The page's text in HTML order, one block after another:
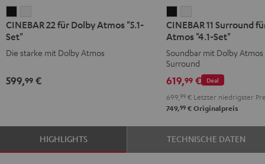
22
für
Dolby
"5.1-
22
Dolby
"5.1-
CINEBAR 22 für Dolby Atmos "5.1-
Set"
Die starke mit Dolby Atmos
599,99 €
11
Surround
für
Dolby
Atmos
"4.1-
Set"
Schwarz
11
Surround
für
Dolby
Atmos
"4.1-
Set"
Weiß
CINEBAR 11 Surround
Atmos "4.1-Set"
Soundbar mit Dolby Atmos
Surround
Deal
619,99€
699, 99€Letzter niedrigster
749,99€Originalpreis
HIGHLIGHTS TECHNISCHE DATEN